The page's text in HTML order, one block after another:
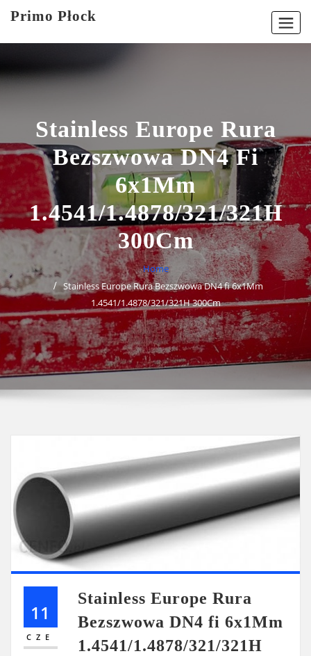
Primo Płock
Stainless Europe Rura
Bezszwowa DN4 Fi
6x1Mm
1.4541/1.4878/321/321H
300Cm
Home
Stainless Europe Rura Bezszwowa DN4 fi 6x1Mm
1.4541/1.4878/321/321H 300Cm
11
CZE
Stainless Europe Rura
Bezszwowa DN4 fi 6x1Mm
1.4541/1.4878/321/321H